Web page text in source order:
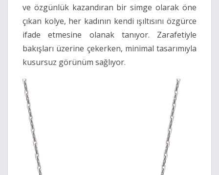
ve özgünlük kazandıran bir simge olarak öne
çıkan kolye, her kadının kendi ışıltısını özgürce
ifade etmesine olanak tanıyor. Zarafetiyle
bakışları üzerine çekerken, minimal tasarımıyla
kusursuz görünüm sağlıyor.